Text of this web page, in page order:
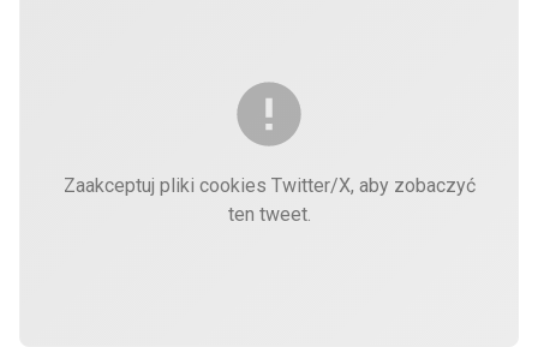
Zaakceptuj pliki cookies Twitter/X, aby zobaczyć
ten tweet.